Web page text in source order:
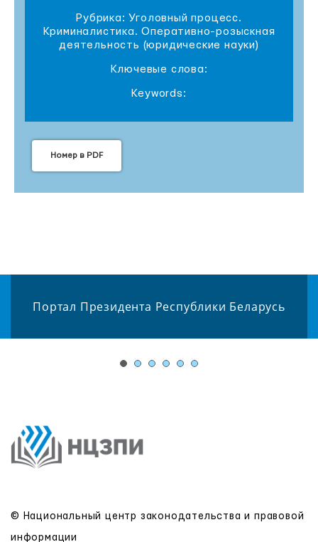
Рубрика: Уголовный процесс.
Криминалистика. Оперативно-розыскная
деятельность (юридические науки)
Ключевые слова:
Keywords:
Номер в PDF
Портал Президента Республики Беларусь
© Национальный центр законодательства и правовой
информации